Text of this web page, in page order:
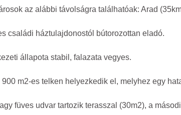
az alábbi távolságra találhatóak: Arad
családi háztulajdonostól bútorozottan eladó.
állapota stabil, falazata vegyes.
m2-es telken helyezkedik el, melyhez egy
füves udvar tartozik terasszal (30m2), a